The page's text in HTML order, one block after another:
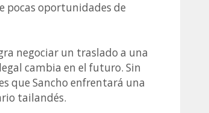
pocas oportunidades de
negociar un traslado a una
cambia en el futuro. Sin
que Sancho enfrentará una
tailandés.